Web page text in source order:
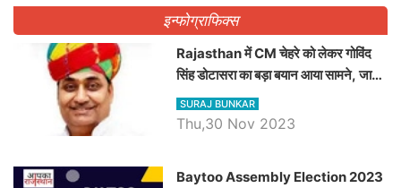
इन्फोग्राफिक्स
Rajasthan में CM चेहरे को लेकर गोविंद
सिंह डोटासरा का बड़ा बयान आया सामने, जानें
विचार
SURAJ BUNKAR
Thu,30 Nov 2023
Baytoo Assembly Election 2023